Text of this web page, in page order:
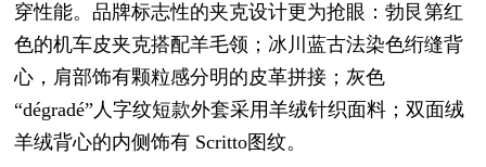
穿性能。品牌标志性的夹克设计更为抢眼：勃艮第红
色的机车皮夹克搭配羊毛领；冰川蓝古法染色绗缝背
心，肩部饰有颗粒感分明的皮革拼接；灰色
“dégradé”人字纹短款外套采用羊绒针织面料；双面绒
羊绒背心的内侧饰有 Scritto图纹。